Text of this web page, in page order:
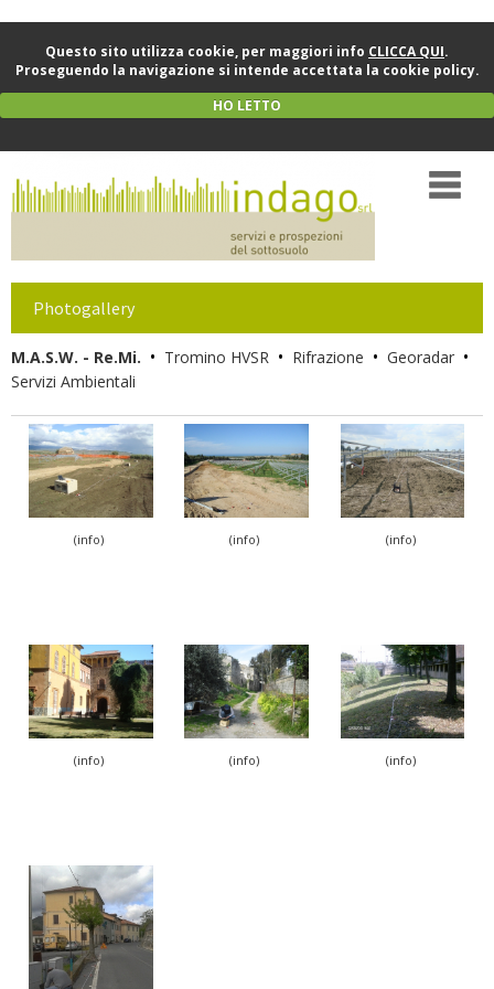
Questo sito utilizza cookie, per maggiori info CLICCA QUI.
Proseguendo la navigazione si intende accettata la cookie policy.
HO LETTO
Photogallery
M.A.S.W. - Re.Mi. • Tromino HVSR • Rifrazione • Georadar •
Servizi Ambientali
(info) (info) (info)
(info) (info) (info)